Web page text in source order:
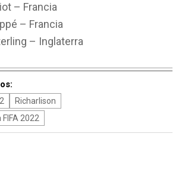
– Francia
– Francia
– Inglaterra
Richarlison
2022